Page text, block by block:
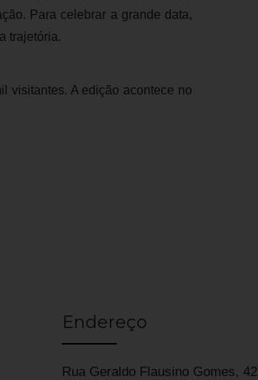
Para celebrar a grande data,
trajetória.
visitantes. A edição acontece no
Endereço
Rua Geraldo Flausino Gomes, 42